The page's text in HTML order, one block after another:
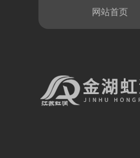
网站首页